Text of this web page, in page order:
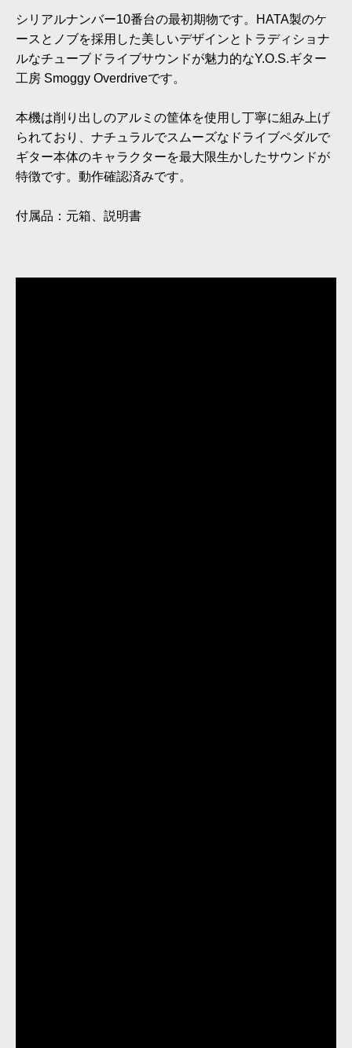
シリアルナンバー10番台の最初期物です。HATA製のケ
ースとノブを採用した美しいデザインとトラディショナ
ルなチューブドライブサウンドが魅力的なY.O.S.ギター
工房 Smoggy Overdriveです。
本機は削り出しのアルミの筐体を使用し丁寧に組み上げ
られており、ナチュラルでスムーズなドライブペダルで
ギター本体のキャラクターを最大限生かしたサウンドが
特徴です。動作確認済みです。
付属品：元箱、説明書